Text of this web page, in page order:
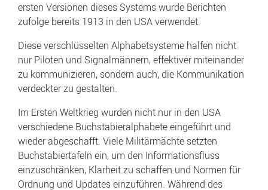
ersten Versionen dieses Systems wurde Berichten
zufolge bereits 1913 in den USA verwendet.
Diese verschlüsselten Alphabetsysteme halfen nicht
nur Piloten und Signalmännern, effektiver miteinander
zu kommunizieren, sondern auch, die Kommunikation
verdeckter zu gestalten.
Im Ersten Weltkrieg wurden nicht nur in den USA
verschiedene Buchstabieralphabete eingeführt und
wieder abgeschafft. Viele Militärmächte setzten
Buchstabiertafeln ein, um den Informationsfluss
einzuschränken, Klarheit zu schaffen und Normen für
Ordnung und Updates einzuführen. Während des